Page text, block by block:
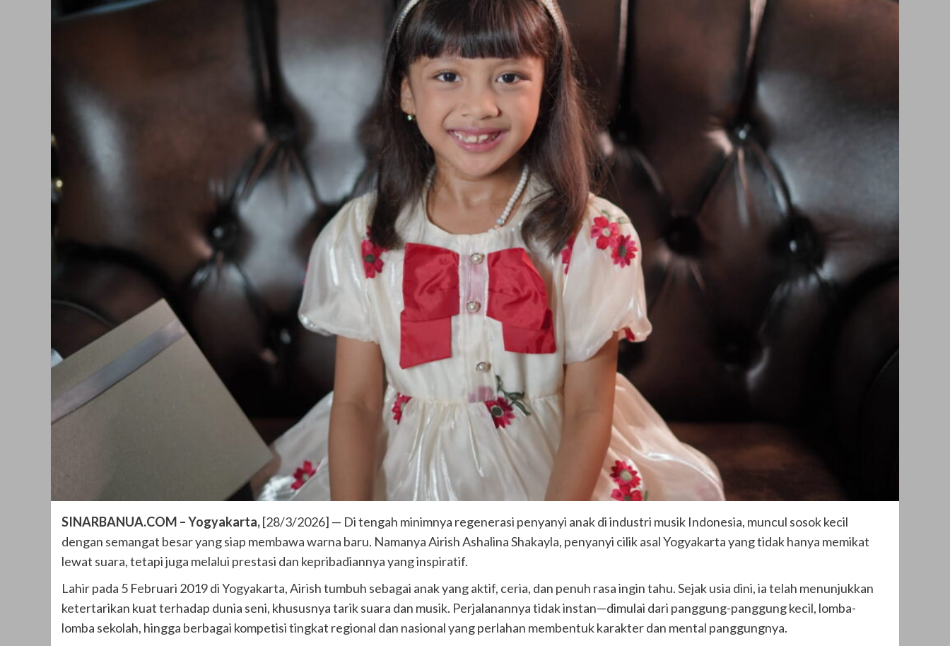
SINARBANUA.COM – Yogyakarta,[28/3/2026] — Di tengah minimnya regenerasi penyanyi anak di industri musik Indonesia, muncul sosok kecil
dengan semangat besar yang siap membawa warna baru. Namanya Airish Ashalina Shakayla, penyanyi cilik asal Yogyakarta yang tidak hanya memikat
lewat suara, tetapi juga melalui prestasi dan kepribadiannya yang inspiratif.
Lahir pada 5 Februari 2019 di Yogyakarta, Airish tumbuh sebagai anak yang aktif, ceria, dan penuh rasa ingin tahu. Sejak usia dini, ia telah menunjukkan
ketertarikan kuat terhadap dunia seni, khususnya tarik suara dan musik. Perjalanannya tidak instan—dimulai dari panggung-panggung kecil, lomba-
lomba sekolah, hingga berbagai kompetisi tingkat regional dan nasional yang perlahan membentuk karakter dan mental panggungnya.